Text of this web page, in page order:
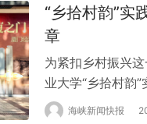
大家注…
“乡拾村韵”实
章
为紧扣乡村振兴
业大学“乡拾村韵
础上，再次深入
海峡新闻快报